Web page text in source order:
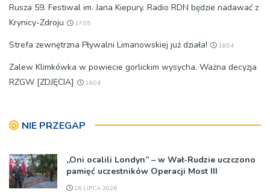
Rusza 59. Festiwal im. Jana Kiepury. Radio RDN będzie nadawać z
Krynicy-Zdroju
17:05
Strefa zewnętrzna Pływalni Limanowskiej już działa! 16:04
Zalew Klimkówka w powiecie gorlickim wysycha. Ważna decyzja
RZGW [ZDJĘCIA]
16:04
NIE PRZEGAP
„Oni ocalili Londyn” – w Wał-Rudzie uczczono
pamięć uczestników Operacji Most III
26 LIPCA 2026